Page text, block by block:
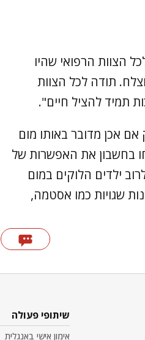
הצוות הרפואי שהיו
תודה לכל הצוות
תמיד להציל חיים".
אכן מדובר באותו מום
בחשבון את האפשרות של
ילדים הלוקים במום
שגויות כמו אסטמה,
שיתופי פעולה
אימון אישי באנגלית